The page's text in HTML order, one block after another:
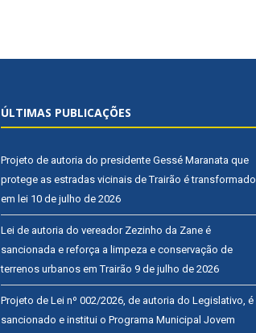
ÚLTIMAS PUBLICAÇÕES
Projeto de autoria do presidente Gessé Maranata que
protege as estradas vicinais de Trairão é transformado
em lei 10 de julho de 2026
Lei de autoria do vereador Zezinho da Zane é
sancionada e reforça a limpeza e conservação de
terrenos urbanos em Trairão 9 de julho de 2026
Projeto de Lei nº 002/2026, de autoria do Legislativo, é
sancionado e institui o Programa Municipal Jovem